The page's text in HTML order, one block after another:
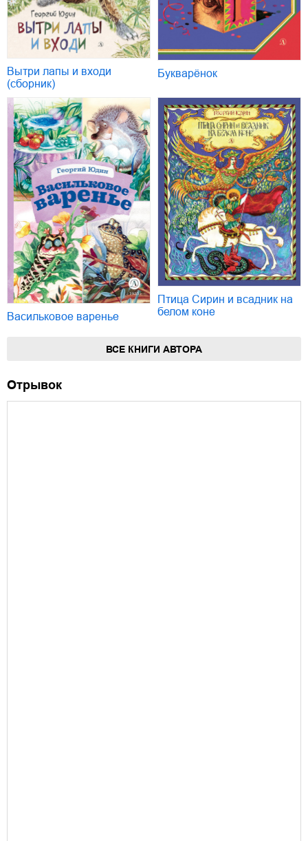
Вытри лапы и входи
(сборник)
Букварёнок
Васильковое варенье
Птица Сирин и всадник на
белом коне
ВСЕ КНИГИ АВТОРА
Отрывок